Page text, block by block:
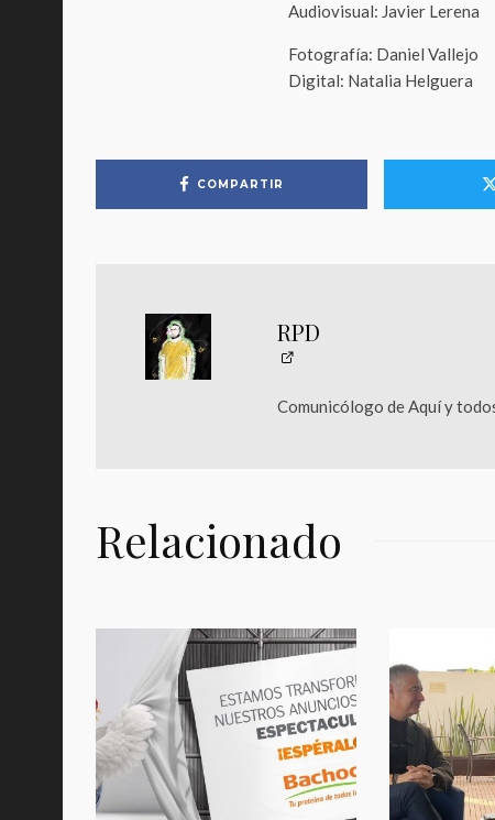
Audiovisual: Javier Lerena
Fotografía: Daniel Vallejo
Digital: Natalia Helguera
COMPARTIR
RPD
Comunicólogo de Aquí y
Relacionado